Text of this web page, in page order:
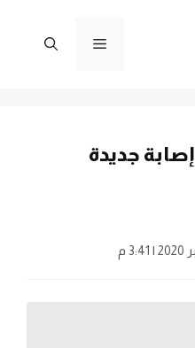
القائمة
المملكة تسجل 286 إصابة جديدة